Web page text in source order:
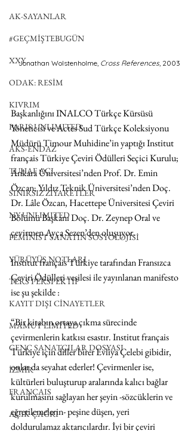
AK-SAYANLAR
#GEÇMİŞTEBUGÜN
XXY
ODAK: RESİM
KIVRIM
PARIS UNLIMITED
AKS-ENDAZ
TUHAF AÇI
SINIRSIZ ZİYARETLER
NY UNLIMITED
FEMİNİST SANATIN SOSYOLOJİSİ
YÜRÜYÜŞ NOTLARI
TERS PERSPEKTİF
KAYIT DIŞI CİNAYETLER
MAMUT LIMITED
GENÇ SANATÇILAR DOSYASI
İZMİR
FRANÇAIS
AÇIK ÇAĞRI
Jonathan Wolstenholme, Cross References, 2003
Başkanlığını INALCO Türkçe Kürsüsü
Yöneticisi ve Actes Sud Türkçe Koleksiyonu
Müdürü Timour Muhidine’in yaptığı Institut
français Türkiye Çeviri Ödülleri Seçici Kurulu;
Ankara Üniversitesi’nden Prof. Dr. Emin
Özcan; Yıldız Teknik Üniversitesi’nden Doç.
Dr. Lâle Özcan, Hacettepe Üniversitesi Çeviri
Bölümü Başkanı Doç. Dr. Zeynep Oral ve
çevirmen Ayça Sezen’den oluşuyor.
Institut français Türkiye tarafından Fransızca
Çeviri Ödülleri vesilesi ile yayınlanan manifesto
ise şu şekilde :
“Bir kitabın ortaya çıkma sürecinde
çevirmenlerin katkısı esastır. Institut français
Türkiye için diller birer Evliya Çelebi gibidir,
onlar da seyahat ederler! Çevirmenler ise,
kültürleri buluşturup aralarında kalıcı bağlar
kurulmasını sağlayan her şeyin -sözcüklerin ve
eğretilemelerin- peşine düşen, yeri
doldurulamaz aktarıcılardır. İyi bir çeviri